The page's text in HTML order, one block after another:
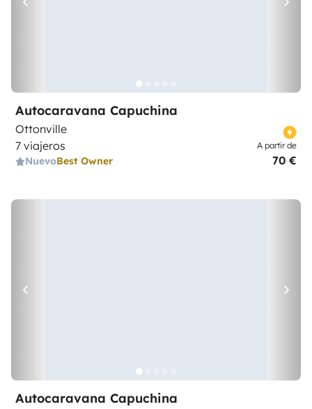
Autocaravana Capuchina
Ottonville
7 viajeros
NuevoBest Owner
A partir de
70 €
Autocaravana Capuchina